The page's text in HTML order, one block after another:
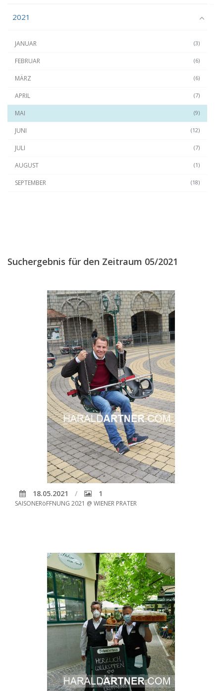
2021
(3)
JANUAR
(6)
FEBRUAR
(6)
MÄRZ
(7)
APRIL
(9)
MAI
(12)
JUNI
(7)
JULI
(1)
AUGUST
(18)
SEPTEMBER
Suchergebnis für den Zeitraum 05/2021
18.05.2021 1
SAISONERöFFNUNG 2021 @ WIENER PRATER